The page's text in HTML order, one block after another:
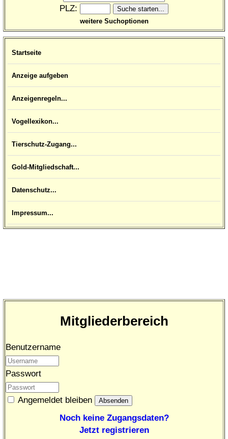
PLZ:
weitere Suchoptionen
Startseite
Anzeige aufgeben
Anzeigenregeln...
Vogellexikon...
Tierschutz-Zugang...
Gold-Mitgliedschaft...
Datenschutz...
Impressum...
Mitgliederbereich
Benutzername
Passwort
Angemeldet bleiben
Noch keine Zugangsdaten?
Jetzt registrieren